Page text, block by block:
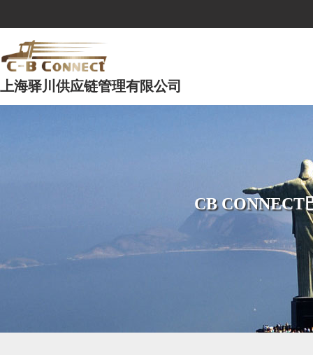
上海驿川供应链管理有限公司
CB CONNECT